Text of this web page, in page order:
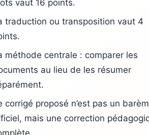
vaut 16 points.
traduction ou transposition vaut 4
méthode centrale : comparer les
au lieu de les résumer
corrigé proposé n’est pas un
mais une correction